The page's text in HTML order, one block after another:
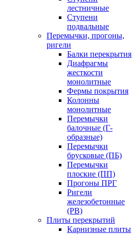
лестничные
Ступени
подвальные
Перемычки, прогоны,
ригели
Балки перекрытия
Диафрагмы
жесткости
монолитные
Фермы покрытия
Колонны
монолитные
Перемычки
балочные (Г-
образные)
Перемычки
брусковые (ПБ)
Перемычки
плоские (ПП)
Прогоны ПРГ
Ригели
железобетонные
(РВ)
Плиты перекрытий
Карнизные плиты